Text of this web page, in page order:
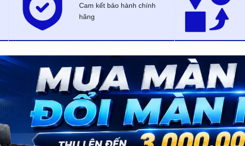
Cam kết bảo hành chính
hãng